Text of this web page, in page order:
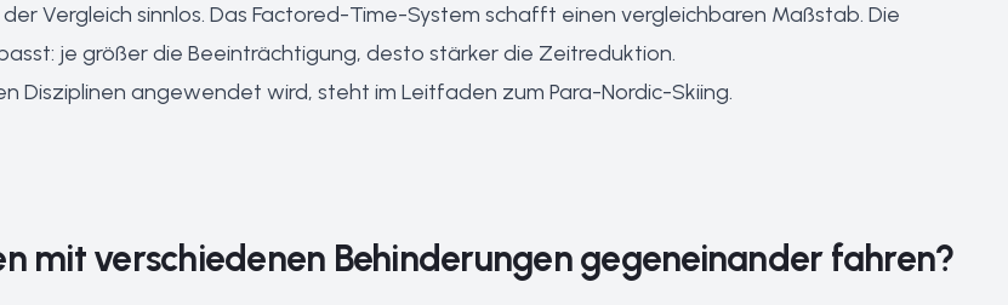
Vergleich sinnlos. Das Factored-Time-System schafft einen vergleichbaren Maßstab. Die
je größer die Beeinträchtigung, desto stärker die Zeitreduktion.
Disziplinen angewendet wird, steht im Leitfaden zum Para-Nordic-Skiing.
mit verschiedenen Behinderungen gegeneinander fahren?